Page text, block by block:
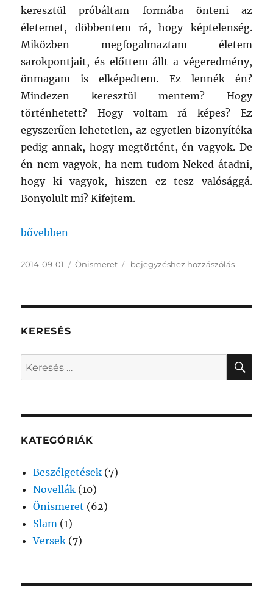
keresztül próbáltam formába önteni az
életemet, döbbentem rá, hogy képtelenség.
Miközben megfogalmaztam életem
sarokpontjait, és előttem állt a végeredmény,
önmagam is elképedtem. Ez lennék én?
Mindezen keresztül mentem? Hogy
történhetett? Hogy voltam rá képes? Ez
egyszerűen lehetetlen, az egyetlen bizonyítéka
pedig annak, hogy megtörtént, én vagyok. De
én nem vagyok, ha nem tudom Neked átadni,
hogy ki vagyok, hiszen ez tesz valósággá.
Bonyolult mi? Kifejtem.
„Életrajz – karcolatok az örökkévalóság
bővebben
Közzétéve
2014-09-01 Kategória
Önismeret
Életrajz
bejegyzéshez hozzászólás
KERESÉS
Keresés
a
kifejezésre:
KATEGÓRIÁK
Beszélgetések (7)
Novellák (10)
Önismeret (62)
Slam (1)
Versek (7)